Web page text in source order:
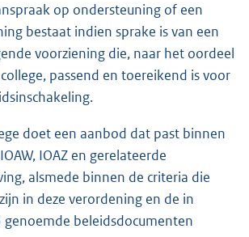
op ondersteuning of een
bestaat indien sprake is van een
voorziening die, naar het oordeel
passend en toereikend is voor
doet een aanbod dat past binnen
IOAZ en gerelateerde
alsmede binnen de criteria die
in deze verordening en de in
genoemde beleidsdocumenten